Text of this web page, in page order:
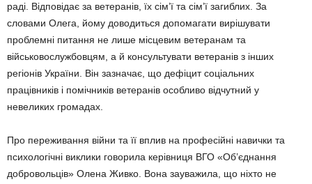
раді. Відповідає за ветеранів, їх сім’ї та сім’ї загиблих. За
словами Олега, йому доводиться допомагати вирішувати
проблемні питання не лише місцевим ветеранам та
військовослужбовцям, а й консультувати ветеранів з інших
регіонів України. Він зазначає, що дефіцит соціальних
працівників і помічників ветеранів особливо відчутний у
невеликих громадах.
Про переживання війни та її вплив на професійні навички та
психологічні виклики говорила керівниця ВГО «Об’єднання
добровольців» Олена Живко. Вона зауважила, що ніхто не